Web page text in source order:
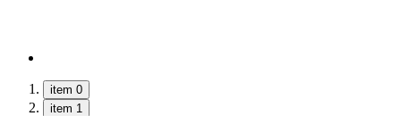
item 0
item 1